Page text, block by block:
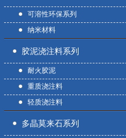
可溶性环保系列
纳米材料
胶泥浇注料系列
耐火胶泥
重质浇注料
轻质浇注料
多晶莫来石系列